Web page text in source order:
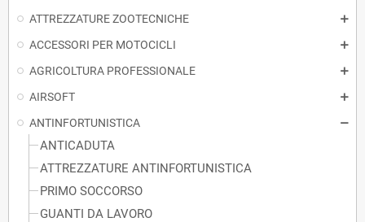
ATTREZZATURE ZOOTECNICHE
ACCESSORI PER MOTOCICLI
AGRICOLTURA PROFESSIONALE
AIRSOFT
ANTINFORTUNISTICA
ANTICADUTA
ATTREZZATURE ANTINFORTUNISTICA
PRIMO SOCCORSO
GUANTI DA LAVORO